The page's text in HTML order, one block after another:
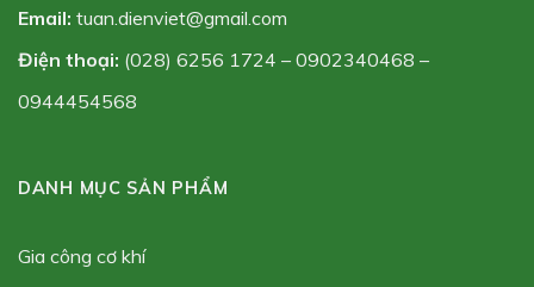
Email: tuan.dienviet@gmail.com
Điện thoại: (028) 6256 1724 – 0902340468 –
0944454568
DANH MỤC SẢN PHẨM
gia công cơ khí